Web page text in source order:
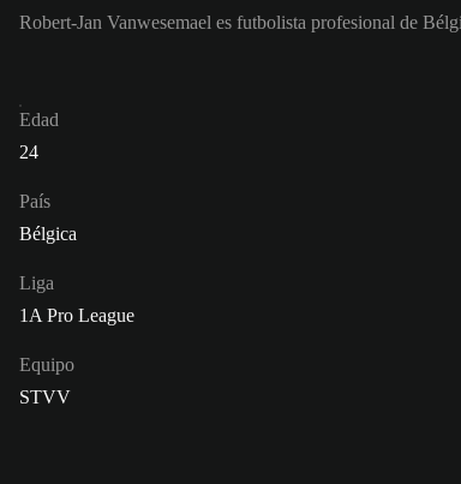
Robert-Jan Vanwesemael es futbolista profesional de
Edad
24
País
Bélgica
Liga
1A Pro League
Equipo
STVV